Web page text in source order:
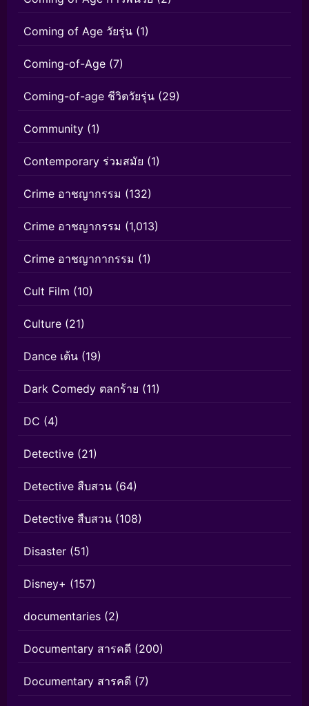
Coming of Age วัยรุ่น (1)
Coming-of-Age (7)
Coming-of-age ชีวิตวัยรุ่น (29)
Community (1)
Contemporary ร่วมสมัย (1)
Crime อาชญากรรม (132)
Crime อาชญากรรม (1,013)
Crime อาชญากากรรม (1)
Cult Film (10)
Culture (21)
Dance เต้น (19)
Dark Comedy ตลกร้าย (11)
DC (4)
Detective (21)
Detective สืบสวน (64)
Detective สืบสวน (108)
Disaster (51)
Disney+ (157)
documentaries (2)
Documentary สารคดี (200)
Documentary สารคดี (7)